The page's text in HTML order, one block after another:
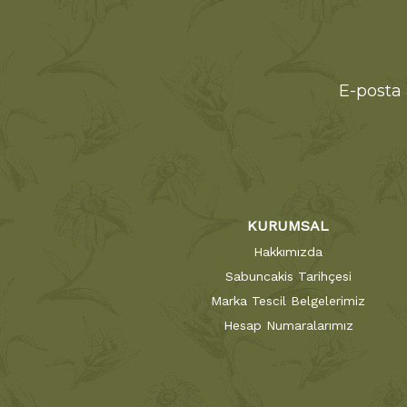
E-
KURUMSAL
Hakkımızda
Sabuncakis Tarihçesi
Marka Tescil Belgelerimiz
Hesap Numaralarımız